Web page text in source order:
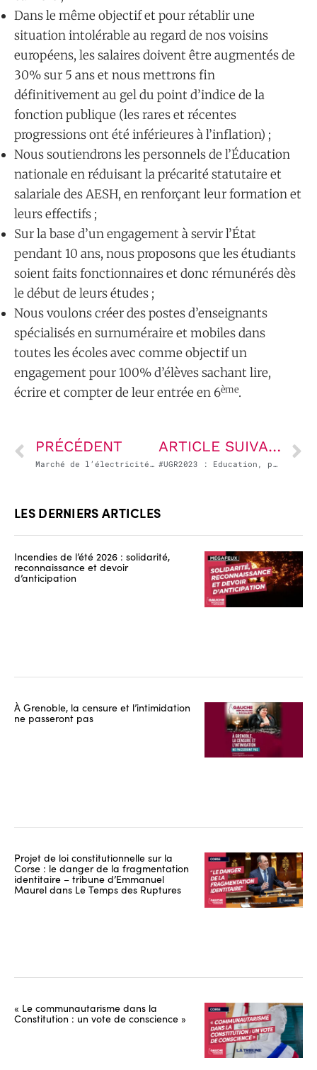
Dans le même objectif et pour rétablir une
situation intolérable au regard de nos voisins
européens, les salaires doivent être augmentés de
30% sur 5 ans et nous mettrons fin
définitivement au gel du point d’indice de la
fonction publique (les rares et récentes
progressions ont été inférieures à l’inflation) ;
Nous soutiendrons les personnels de l’Éducation
nationale en réduisant la précarité statutaire et
salariale des AESH, en renforçant leur formation et
leurs effectifs ;
Sur la base d’un engagement à servir l’État
pendant 10 ans, nous proposons que les étudiants
soient faits fonctionnaires et donc rémunérés dès
le début de leurs études ;
Nous voulons créer des postes d’enseignants
spécialisés en surnuméraire et mobiles dans
toutes les écoles avec comme objectif un
engagement pour 100% d’élèves sachant lire,
écrire et compter de leur entrée en 6ème.
PRÉCÉDENT
Marché de l’électricité : comment tout a disjoncté ! (débat à la Fête de L’Humanité 2023)
ARTICLE SUIVANT
#UGR2023 : Education, priorité de la Nation – vendredi 6 octobre 2023
LES DERNIERS ARTICLES
Incendies de l’été 2026 : solidarité,
reconnaissance et devoir
d’anticipation
À Grenoble, la censure et l’intimidation
ne passeront pas
Projet de loi constitutionnelle sur la
Corse : le danger de la fragmentation
identitaire – tribune d’Emmanuel
Maurel dans Le Temps des Ruptures
« Le communautarisme dans la
Constitution : un vote de conscience »